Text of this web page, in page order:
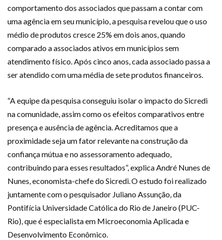
comportamento dos associados que passam a contar com
uma agência em seu município, a pesquisa revelou que o uso
médio de produtos cresce 25% em dois anos, quando
comparado a associados ativos em municípios sem
atendimento físico. Após cinco anos, cada associado passa a
ser atendido com uma média de sete produtos financeiros.
“A equipe da pesquisa conseguiu isolar o impacto do Sicredi
na comunidade, assim como os efeitos comparativos entre
presença e ausência de agência. Acreditamos que a
proximidade seja um fator relevante na construção da
confiança mútua e no assessoramento adequado,
contribuindo para esses resultados”, explica André Nunes de
Nunes, economista-chefe do Sicredi. O estudo foi realizado
juntamente com o pesquisador Juliano Assunção, da
Pontifícia Universidade Católica do Rio de Janeiro (PUC-
Rio), que é especialista em Microeconomia Aplicada e
Desenvolvimento Econômico.